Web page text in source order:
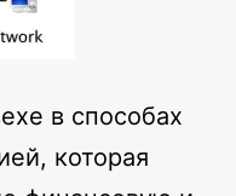
в способах
которая